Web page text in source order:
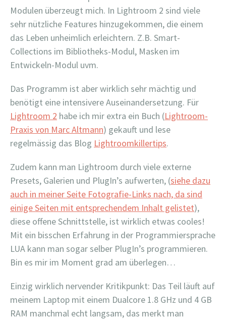
Modulen überzeugt mich. In Lightroom 2 sind viele
sehr nützliche Features hinzugekommen, die einem
das Leben unheimlich erleichtern. Z.B. Smart-
Collections im Bibliotheks-Modul, Masken im
Entwickeln-Modul uvm.
Das Programm ist aber wirklich sehr mächtig und
benötigt eine intensivere Auseinandersetzung. Für
Lightroom 2 habe ich mir extra ein Buch (Lightroom-
Praxis von Marc Altmann) gekauft und lese
regelmässig das Blog Lightroomkillertips.
Zudem kann man Lightroom durch viele externe
Presets, Galerien und PlugIn’s aufwerten, (siehe dazu
auch in meiner Seite Fotografie-Links nach, da sind
einige Seiten mit entsprechendem Inhalt gelistet),
diese offene Schnittstelle, ist wirklich etwas cooles!
Mit ein bisschen Erfahrung in der Programmiersprache
LUA kann man sogar selber PlugIn’s programmieren.
Bin es mir im Moment grad am überlegen…
Einzig wirklich nervender Kritikpunkt: Das Teil läuft auf
meinem Laptop mit einem Dualcore 1.8 GHz und 4 GB
RAM manchmal echt langsam, das merkt man